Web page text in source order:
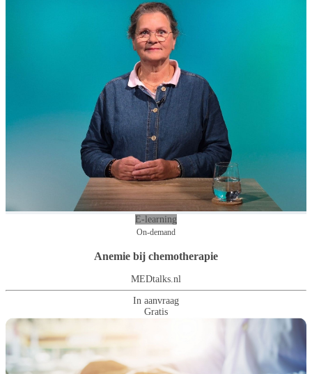
E-learning
On-demand
Anemie bij chemotherapie
MEDtalks.nl
In aanvraag
Gratis